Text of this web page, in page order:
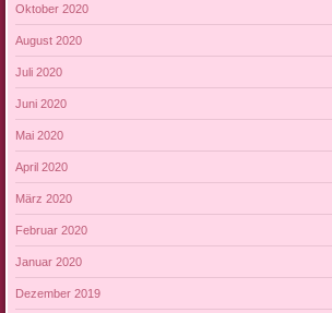
Oktober 2020
August 2020
Juli 2020
Juni 2020
Mai 2020
April 2020
März 2020
Februar 2020
Januar 2020
Dezember 2019